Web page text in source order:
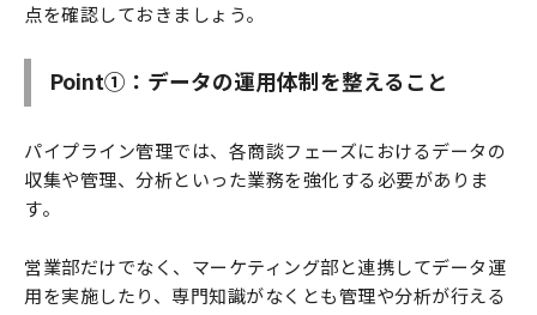
点を確認しておきましょう。
Point①：データの運用体制を整えること
パイプライン管理では、各商談フェーズにおけるデータの
収集や管理、分析といった業務を強化する必要がありま
す。
営業部だけでなく、マーケティング部と連携してデータ運
用を実施したり、専門知識がなくとも管理や分析が行える